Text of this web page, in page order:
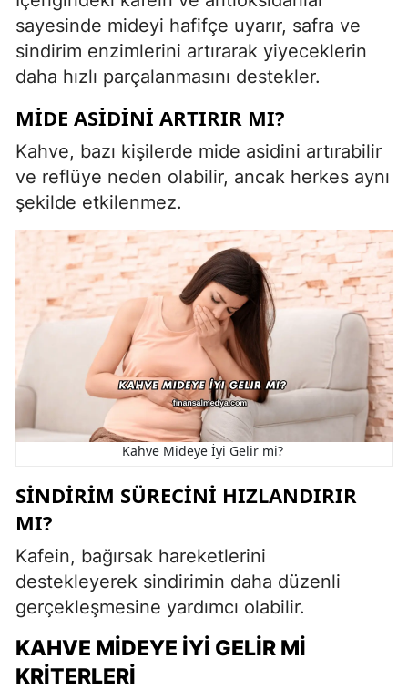
sayesinde mideyi hafifçe uyarır, safra ve
sindirim enzimlerini artırarak yiyeceklerin
daha hızlı parçalanmasını destekler.
MIDE ASIDINI ARTIRIR MI?
Kahve, bazı kişilerde mide asidini artırabilir
ve reflüye neden olabilir, ancak herkes aynı
şekilde etkilenmez.
Kahve Mideye İyi Gelir mi?
SINDIRIM SÜRECINI HIZLANDIRIR
MI?
Kafein, bağırsak hareketlerini
destekleyerek sindirimin daha düzenli
gerçekleşmesine yardımcı olabilir.
KAHVE MIDEYE İYI GELIR MI
KRITERLERI